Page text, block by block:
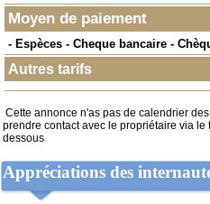
Moyen de paiement
- Espèces - Cheque bancaire -
Autres tarifs
Cette annonce n'as pas de calendrier
prendre contact avec le propriétaire via
dessous
Appréciations des